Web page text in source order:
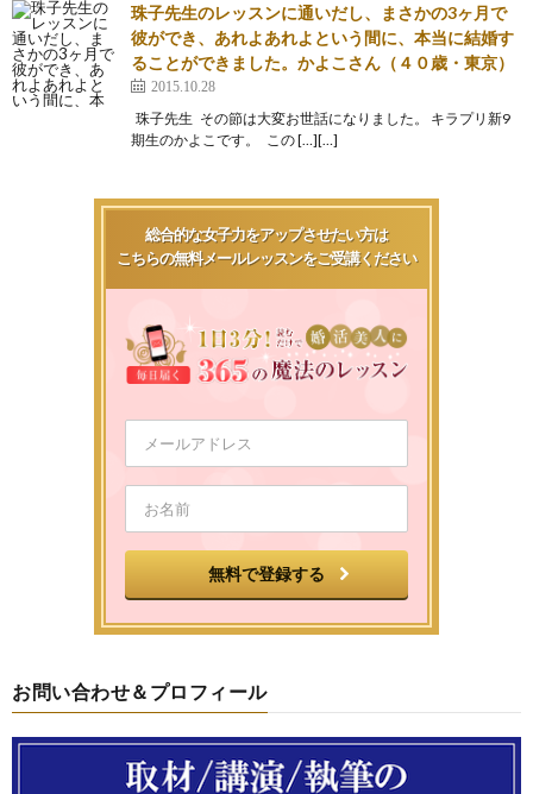
珠子先生のレッスンに通いだし、まさかの3ヶ月で
彼ができ、あれよあれよという間に、本当に結婚す
ることができました。かよこさん（４０歳・東京）
2015.10.28
珠子先生 その節は大変お世話になりました。 キラプリ新9
期生のかよこです。 この […][…]
総合的な女子力をアップさせたい方は
こちらの無料メールレッスンをご受講ください
お問い合わせ＆プロフィール